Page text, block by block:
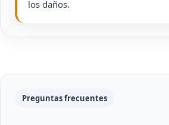
los daños.
Preguntas frecuentes